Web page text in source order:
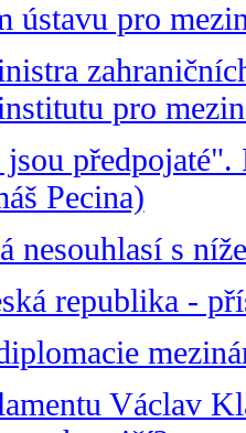
ústavu pro
pro
předpojaté".
Pecina)
nesouhlasí s
republika -
Václav